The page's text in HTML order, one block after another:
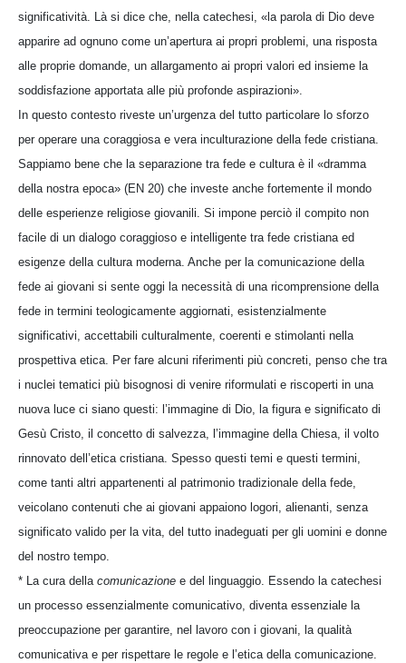
significatività. Là si dice che, nella catechesi, «la parola di Dio deve
apparire ad ognuno come un’apertura ai propri problemi, una risposta
alle proprie domande, un allargamento ai propri valori ed insieme la
soddisfazione apportata alle più profonde aspirazioni».
In questo contesto riveste un’urgenza del tutto particolare lo sforzo
per operare una coraggiosa e vera inculturazione della fede cristiana.
Sappiamo bene che la separazione tra fede e cultura è il «dramma
della nostra epoca» (EN 20) che investe anche fortemente il mondo
delle esperienze religiose giovanili. Si impone perciò il compito non
facile di un dialogo coraggioso e intelligente tra fede cristiana ed
esigenze della cultura moderna. Anche per la comunicazione della
fede ai giovani si sente oggi la necessità di una ricomprensione della
fede in termini teologicamente aggiornati, esistenzialmente
significativi, accettabili culturalmente, coerenti e stimolanti nella
prospettiva etica. Per fare alcuni riferimenti più concreti, penso che tra
i nuclei tematici più bisognosi di venire riformulati e riscoperti in una
nuova luce ci siano questi: l’immagine di Dio, la figura e significato di
Gesù Cristo, il concetto di salvezza, l’immagine della Chiesa, il volto
rinnovato dell’etica cristiana. Spesso questi temi e questi termini,
come tanti altri appartenenti al patrimonio tradizionale della fede,
veicolano contenuti che ai giovani appaiono logori, alienanti, senza
significato valido per la vita, del tutto inadeguati per gli uomini e donne
del nostro tempo.
* La cura della comunicazione e del linguaggio. Essendo la catechesi
un processo essenzialmente comunicativo, diventa essenziale la
preoccupazione per garantire, nel lavoro con i giovani, la qualità
comunicativa e per rispettare le regole e l’etica della comunicazione.